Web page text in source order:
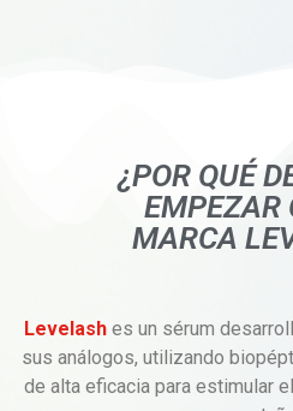
¿POR QUÉ
EMPEZAR
MARCA
Levelash es un sérum
sus análogos, utilizando
de alta eficacia para estimular